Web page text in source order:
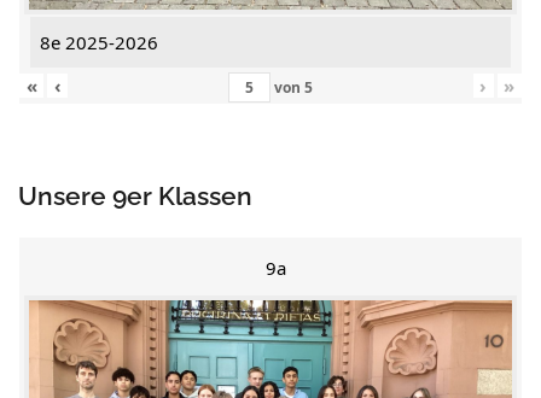
8e 2025-2026
«
‹ von 5 › »
Unsere 9er Klassen
9a